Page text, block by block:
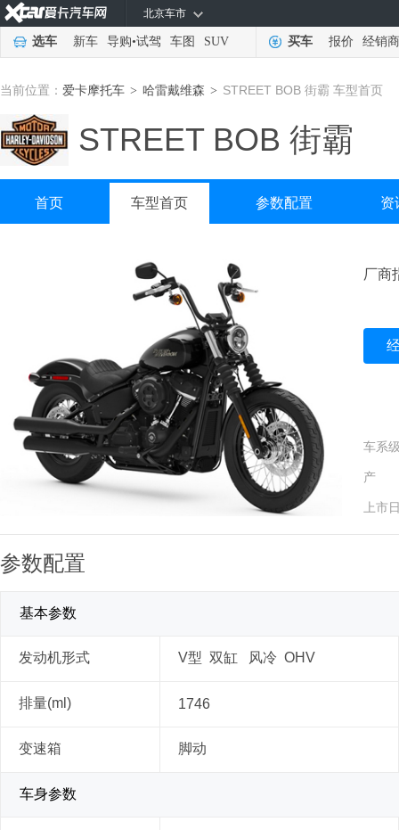
北京车市
选车 新车 导购•试驾 车图 SUV 买车 报价 经销商
当前位置： 爱卡摩托车 > 哈雷戴维森 > STREET BOB 街霸 车型首页
STREET BOB 街霸
首页 车型首页 参数配置 资
厂商
车系
产
上市
参数配置
基本参数
发动机形式 V型 双缸 风冷 OHV
排量(ml) 1746
变速箱 脚动
车身参数